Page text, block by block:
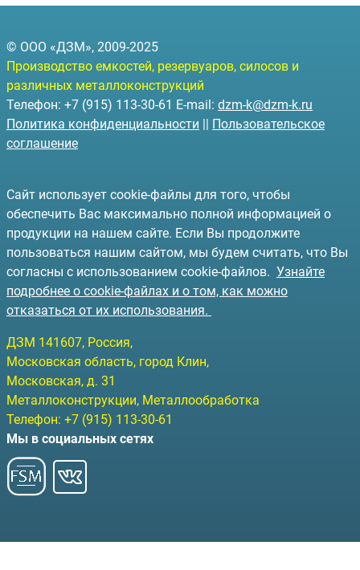
© ООО «ДЗМ», 2009-2025
Производство емкостей, резервуаров, силосов и
различных металлоконструкций
Телефон: +7 (915) 113-30-61 E-mail: dzm-k@dzm-k.ru
Политика конфиденциальности || Пользовательское
соглашение
Сайт использует cookie-файлы для того, чтобы
обеспечить Вас максимально полной информацией о
продукции на нашем сайте. Если Вы продолжите
пользоваться нашим сайтом, мы будем считать, что Вы
согласны с использованием cookie-файлов. Узнайте
подробнее о cookie-файлах и о том, как можно
отказаться от их использования.
ДЗМ 141607, Россия,
Московская область, город Клин,
Московская, д. 31
Металлоконструкции, Металлообработка
Телефон: +7 (915) 113-30-61
Мы в социальных сетях